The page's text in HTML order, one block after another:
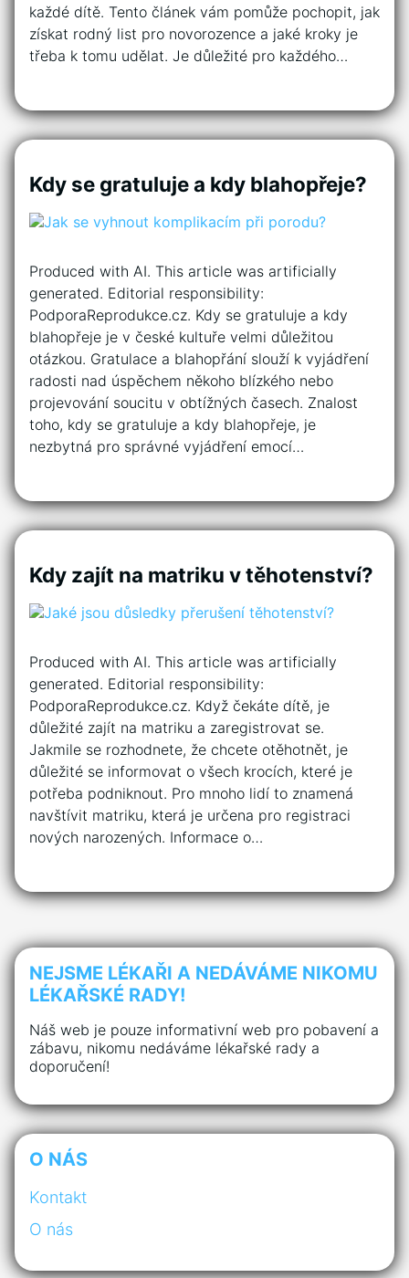
každé dítě. Tento článek vám pomůže pochopit, jak
získat rodný list pro novorozence a jaké kroky je
třeba k tomu udělat. Je důležité pro každého…
Kdy se gratuluje a kdy blahopřeje?
Produced with AI. This article was artificially
generated. Editorial responsibility:
PodporaReprodukce.cz. Kdy se gratuluje a kdy
blahopřeje je v české kultuře velmi důležitou
otázkou. Gratulace a blahopřání slouží k vyjádření
radosti nad úspěchem někoho blízkého nebo
projevování soucitu v obtížných časech. Znalost
toho, kdy se gratuluje a kdy blahopřeje, je
nezbytná pro správné vyjádření emocí…
Kdy zajít na matriku v těhotenství?
Produced with AI. This article was artificially
generated. Editorial responsibility:
PodporaReprodukce.cz. Když čekáte dítě, je
důležité zajít na matriku a zaregistrovat se.
Jakmile se rozhodnete, že chcete otěhotnět, je
důležité se informovat o všech krocích, které je
potřeba podniknout. Pro mnoho lidí to znamená
navštívit matriku, která je určena pro registraci
nových narozených. Informace o…
NEJSME LÉKAŘI A NEDÁVÁME NIKOMU
LÉKAŘSKÉ RADY!
Náš web je pouze informativní web pro pobavení a
zábavu, nikomu nedáváme lékařské rady a
doporučení!
O NÁS
Kontakt
O nás